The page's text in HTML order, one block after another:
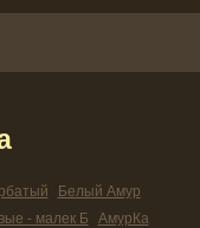
Белый Амур
- малек Б АмурКа